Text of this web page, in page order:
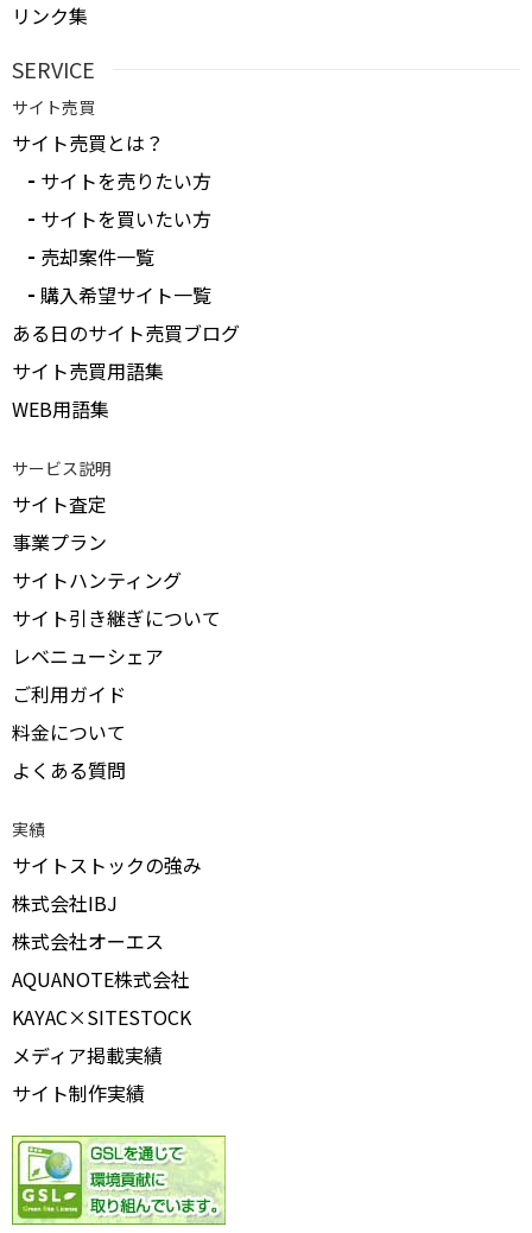
リンク集
SERVICE
サイト売買
サイト売買とは？
サイトを売りたい方
サイトを買いたい方
売却案件一覧
購入希望サイト一覧
ある日のサイト売買ブログ
サイト売買用語集
WEB用語集
サービス説明
サイト査定
事業プラン
サイトハンティング
サイト引き継ぎについて
レベニューシェア
ご利用ガイド
料金について
よくある質問
実績
サイトストックの強み
株式会社IBJ
株式会社オーエス
AQUANOTE株式会社
KAYAC×SITESTOCK
メディア掲載実績
サイト制作実績